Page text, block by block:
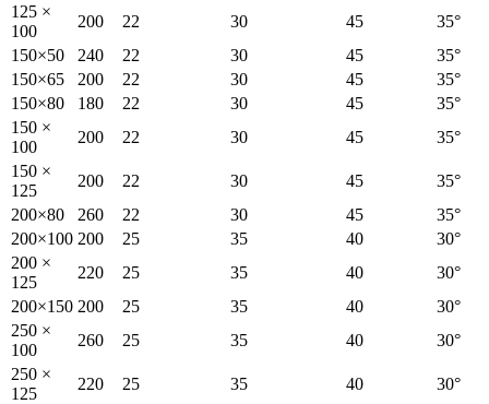
125 ×
100
200 22 30 45
35°
150×50
240 22 30 45
35°
150×65
200 22 30 45
35°
150×80
180 22 30 45
35°
150 ×
100
200 22 30 45
35°
150 ×
125
200 22 30 45
35°
200×80
260 22 30 45
35°
200×100 200 25 35 40
30°
200 ×
125
220 25 35 40
30°
200×150 200 25 35 40
30°
250 ×
100
260 25 35 40
30°
250 ×
125
220 25 35 40
30°